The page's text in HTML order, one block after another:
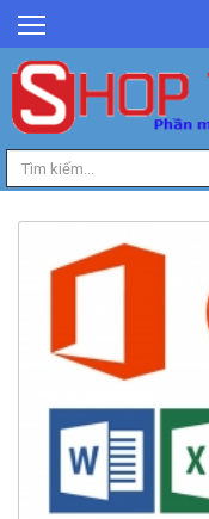
GIỚI THIỆU
TIN TỨC
SẢN PHẨM
DỊCH VỤ
QUẢN LÝ